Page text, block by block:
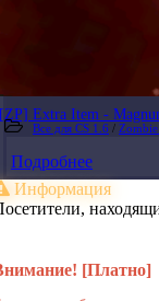
[ZP] Extra Item -
Все для CS 1.6 /
Подробнее
Информация
[Платно]